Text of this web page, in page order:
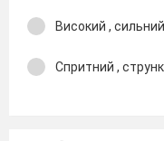
Високий , сильний
Спритний ,